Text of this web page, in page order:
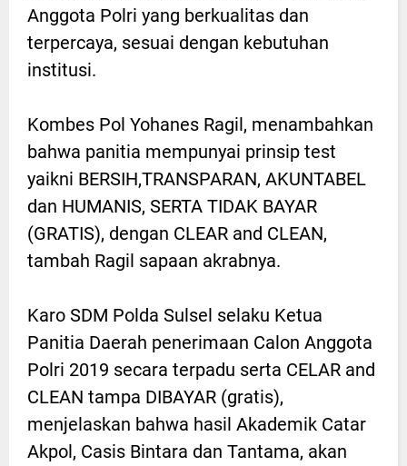
Anggota Polri yang berkualitas dan
terpercaya, sesuai dengan kebutuhan
institusi.
Kombes Pol Yohanes Ragil, menambahkan
bahwa panitia mempunyai prinsip test
yaikni BERSIH,TRANSPARAN, AKUNTABEL
dan HUMANIS, SERTA TIDAK BAYAR
(GRATIS), dengan CLEAR and CLEAN,
tambah Ragil sapaan akrabnya.
Karo SDM Polda Sulsel selaku Ketua
Panitia Daerah penerimaan Calon Anggota
Polri 2019 secara terpadu serta CELAR and
CLEAN tampa DIBAYAR (gratis),
menjelaskan bahwa hasil Akademik Catar
Akpol, Casis Bintara dan Tantama, akan